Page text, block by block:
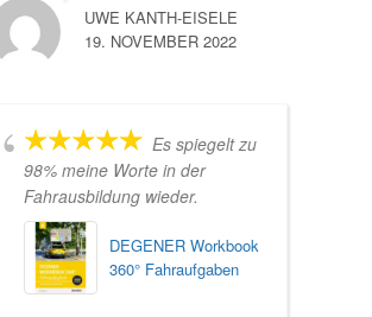
UWE KANTH-EISELE
19. NOVEMBER 2022
Es spiegelt zu
98% meine Worte in der
Fahrausbildung wieder.
DEGENER Workbook
360° Fahraufgaben